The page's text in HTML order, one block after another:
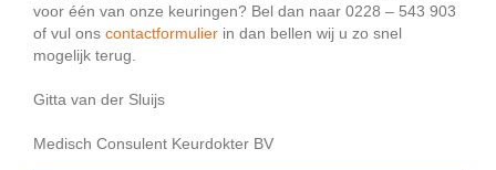
voor één van onze keuringen? Bel dan naar 0228 – 543 903
of vul ons contactformulier in dan bellen wij u zo snel
mogelijk terug.
Gitta van der Sluijs
Medisch Consulent Keurdokter BV